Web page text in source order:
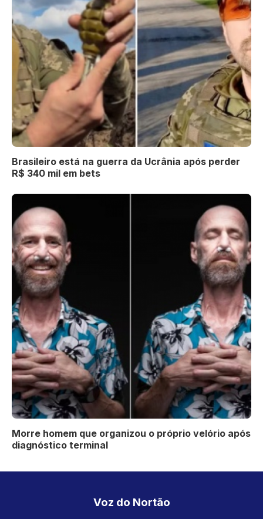
Brasileiro está na guerra da Ucrânia após perder
R$ 340 mil em bets
Morre homem que organizou o próprio velório após
diagnóstico terminal
Voz do Nortão